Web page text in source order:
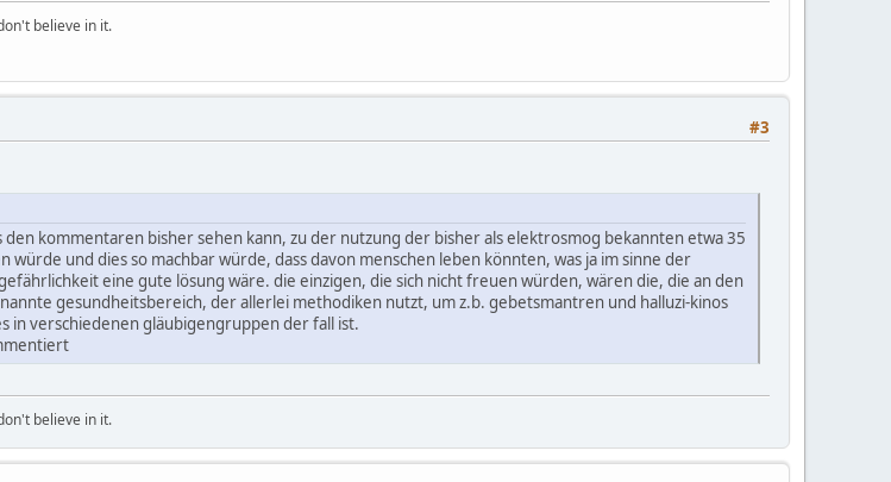
believe in it.
#3
kommentaren bisher sehen kann, zu der nutzung der bisher als elektrosmog bekannten etwa 35
und dies so machbar würde, dass davon menschen leben könnten, was ja im sinne der
eine gute lösung wäre. die einzigen, die sich nicht freuen würden, wären die, die an den
gesundheitsbereich, der allerlei methodiken nutzt, um z.b. gebetsmantren und halluzi-kinos
in verschiedenen gläubigengruppen der fall ist.
believe in it.